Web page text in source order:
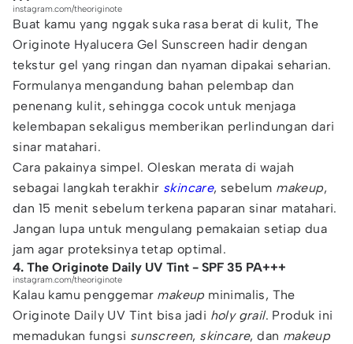
instagram.com/theoriginote
Buat kamu yang nggak suka rasa berat di kulit, The
Originote Hyalucera Gel Sunscreen hadir dengan
tekstur gel yang ringan dan nyaman dipakai seharian.
Formulanya mengandung bahan pelembap dan
penenang kulit, sehingga cocok untuk menjaga
kelembapan sekaligus memberikan perlindungan dari
sinar matahari.
Cara pakainya simpel. Oleskan merata di wajah
sebagai langkah terakhir skincare, sebelum makeup,
dan 15 menit sebelum terkena paparan sinar matahari.
Jangan lupa untuk mengulang pemakaian setiap dua
jam agar proteksinya tetap optimal.
4. The Originote Daily UV Tint - SPF 35 PA+++
instagram.com/theoriginote
Kalau kamu penggemar makeup minimalis, The
Originote Daily UV Tint bisa jadi holy grail. Produk ini
memadukan fungsi sunscreen, skincare, dan makeup